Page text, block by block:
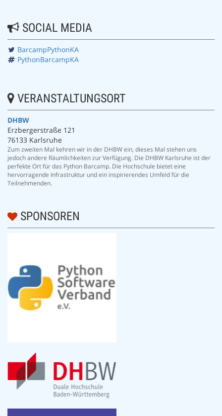
SOCIAL MEDIA
BarcampPythonKA
PythonBarcampKA
VERANSTALTUNGSORT
DHBW
Erzbergerstraße 121
76133 Karlsruhe
Zum zweiten Mal kehren wir in der DHBW ein, dieses Mal stehen uns
jedoch andere Räumlichkeiten zur Verfügung. Die DHBW Karlsruhe ist der
perfekte Ort für das Python Barcamp. Die Hochschule bietet eine
hervorragende Infrastruktur und ein inspirierendes Umfeld für die
Teilnehmenden.
SPONSOREN